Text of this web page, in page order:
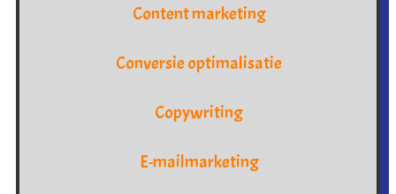
Content marketing
Conversie optimalisatie
Copywriting
E-mailmarketing